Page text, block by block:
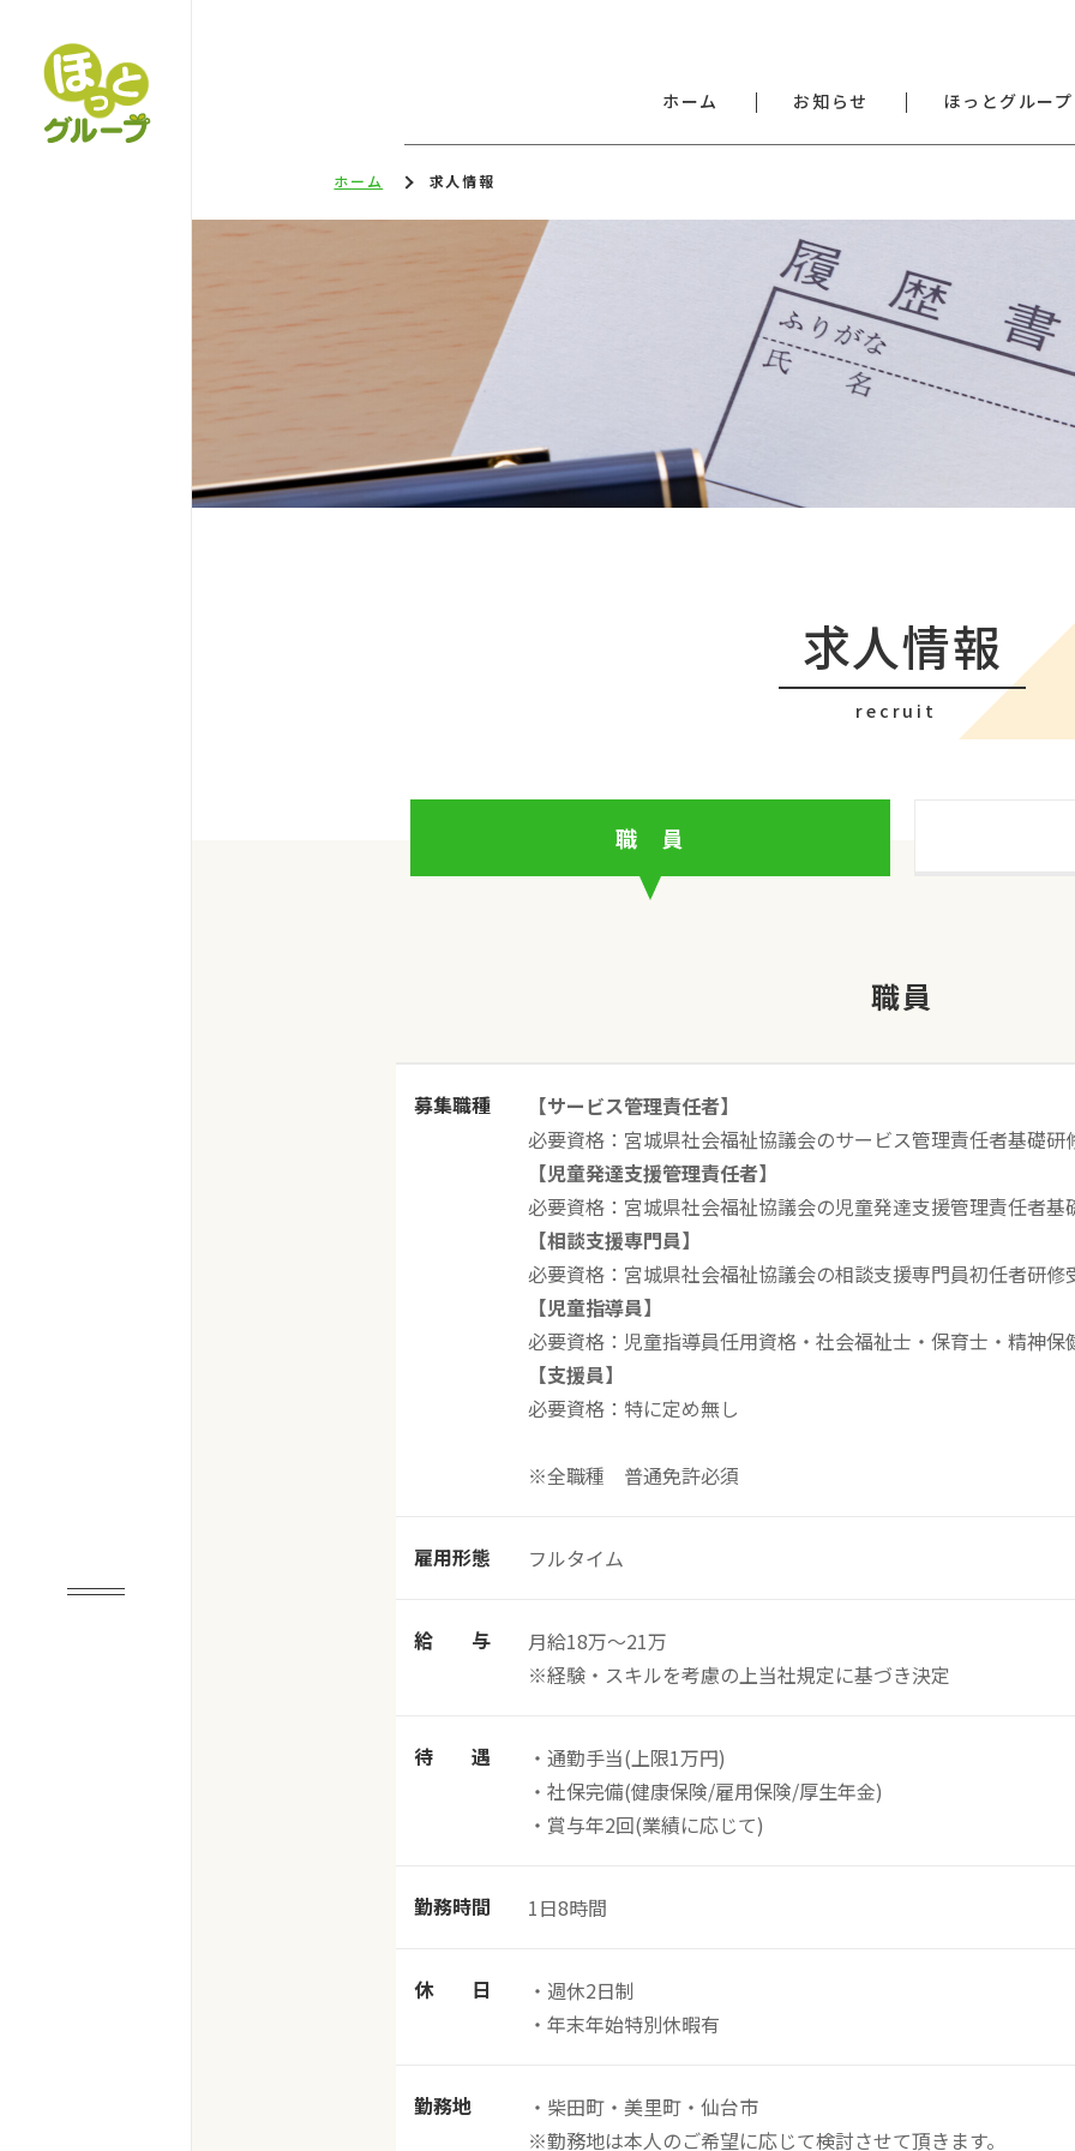
ホーム お知らせ ほっとグルー
ホーム 求人情報
求人情報
recruit
職 員
職員
募集職種
【サービス管理責任者】
必要資格：宮城県社会福祉協議会のサービス管理責任者基礎研
【児童発達支援管理責任者】
必要資格：宮城県社会福祉協議会の児童発達支援管理責任者
【相談支援専門員】
必要資格：宮城県社会福祉協議会の相談支援専門員初任者研修
【児童指導員】
必要資格：児童指導員任用資格・社会福祉士・保育士・精神保
【支援員】
必要資格：特に定め無し
※全職種 普通免許必須
雇用形態 フルタイム
給 与
月給18万～21万
※経験・スキルを考慮の上当社規定に基づき決定
待 遇
通勤手当(上限1万円)
社保完備(健康保険/雇用保険/厚生年金)
賞与年2回(業績に応じて)
勤務時間 1日8時間
休 日
週休2日制
年末年始特別休暇有
勤務地
・柴田町・美里町・仙台市
※勤務地は本人のご希望に応じて検討させて頂きます。